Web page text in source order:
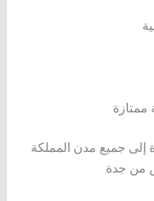
ممتازة
جميع مدن المملكة